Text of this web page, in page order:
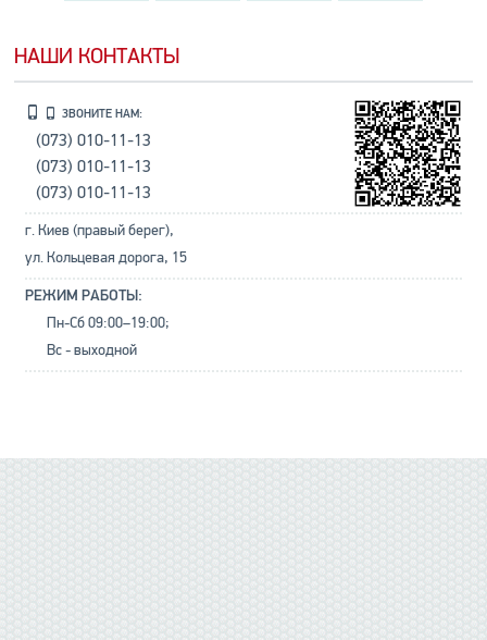
НАШИ КОНТАКТЫ
ЗВОНИТЕ НАМ:
(073) 010-11-13
(073) 010-11-13
(073) 010-11-13
г. Киев (правый берег),
ул. Кольцевая дорога, 15
РЕЖИМ РАБОТЫ:
Пн-Сб 09:00–19:00;
Вс - выходной